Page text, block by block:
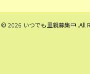
2026 いつでも里親募集中 .All